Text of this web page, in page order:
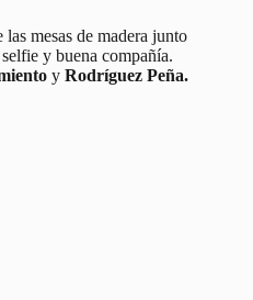
mesas de madera junto
y buena compañía.
y Rodríguez Peña.